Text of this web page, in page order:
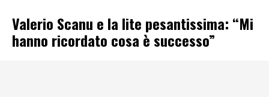
Valerio Scanu e la lite pesantissima: “Mi
hanno ricordato cosa è successo”